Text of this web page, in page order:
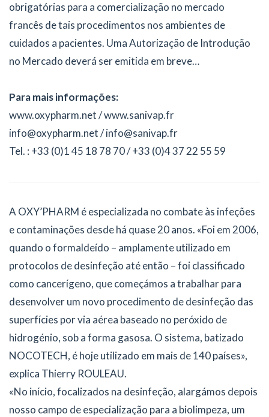
obrigatórias para a comercialização no mercado
francês de tais procedimentos nos ambientes de
cuidados a pacientes. Uma Autorização de Introdução
no Mercado deverá ser emitida em breve…
Para mais informações:
www.oxypharm.net / www.sanivap.fr
info@oxypharm.net / info@sanivap.fr
Tel. : +33 (0)1 45 18 78 70 / +33 (0)4 37 22 55 59
A OXY’PHARM é especializada no combate às infeções
e contaminações desde há quase 20 anos. «Foi em 2006,
quando o formaldeído – amplamente utilizado em
protocolos de desinfeção até então – foi classificado
como cancerígeno, que começámos a trabalhar para
desenvolver um novo procedimento de desinfeção das
superfícies por via aérea baseado no peróxido de
hidrogénio, sob a forma gasosa. O sistema, batizado
NOCOTECH, é hoje utilizado em mais de 140 países»,
explica Thierry ROULEAU.
«No início, focalizados na desinfeção, alargámos depois
nosso campo de especialização para a biolimpeza, um